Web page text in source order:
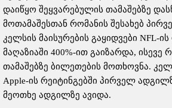
დაიწყო შეყვარებულის თამაშებზე
მოთამაშესთან რომანის შესახებ
კელსის მაისურების გაყიდვები NFL-
მაღაზიაში 400%-ით გაიზარდა, ისევე
თამაშებზე ბილეთების მოთხოვნა.
Apple-ის რეიტინგებში პირველ
მეოთხე ადგილზე ავიდა.